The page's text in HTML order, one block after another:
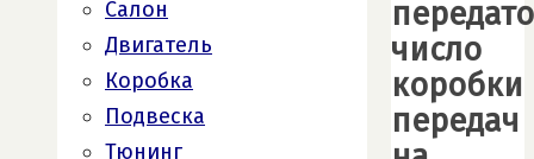
число
коробки
передач
Салон
Двигатель
Коробка
Подвеска
Тюнинг